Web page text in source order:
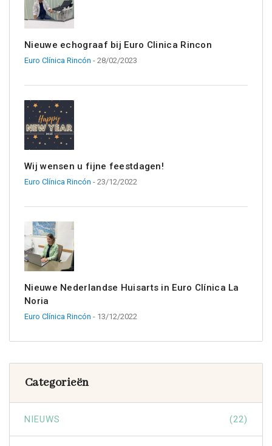
Nieuwe echograaf bij Euro Clinica Rincon
Euro Clínica Rincón - 28/02/2023
Wij wensen u fijne feestdagen!
Euro Clínica Rincón - 23/12/2022
Nieuwe Nederlandse Huisarts in Euro Clínica La
Noria
Euro Clínica Rincón - 13/12/2022
Categorieën
NIEUWS (22)